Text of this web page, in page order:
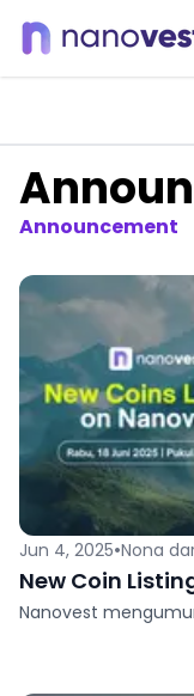
Announcement
Jun 4, 2025•Nona
New Coin
Nanovest